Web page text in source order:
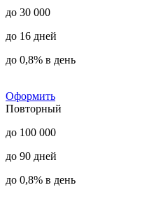
до 30 000
до 16 дней
до 0,8% в день
Оформить
Повторный
до 100 000
до 90 дней
до 0,8% в день